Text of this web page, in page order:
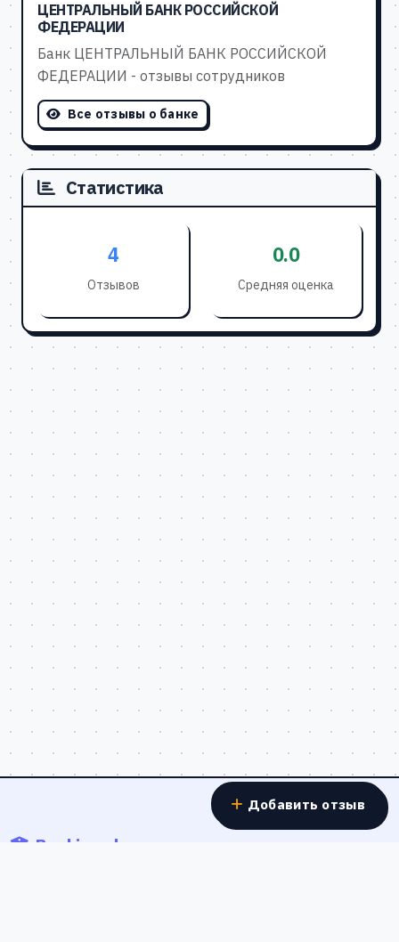
ЦЕНТРАЛЬНЫЙ БАНК РОССИЙСКОЙ
ФЕДЕРАЦИИ
Банк ЦЕНТРАЛЬНЫЙ БАНК РОССИЙСКОЙ
ФЕДЕРАЦИИ - отзывы сотрудников
Все отзывы о банке
Статистика
4
Отзывов
0.0
Средняя оценка
Banki.work
Добавить отзыв